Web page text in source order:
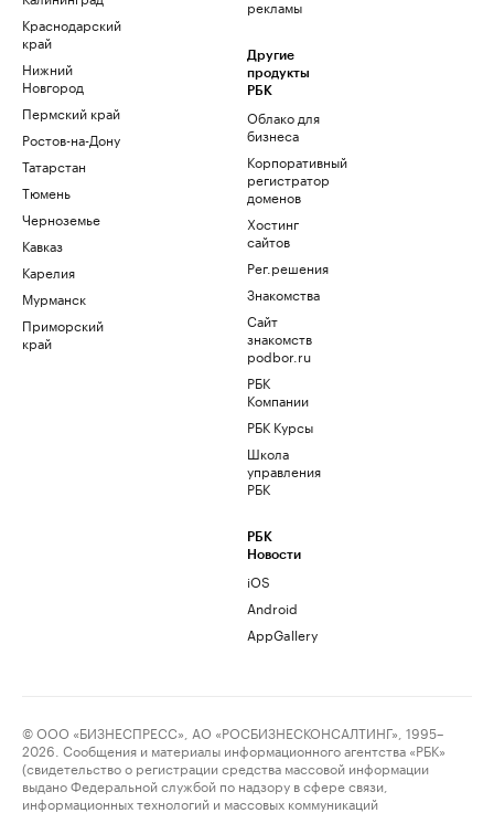
Краснодарский
край
Нижний
Новгород
Пермский край
Ростов-на-Дону
Татарстан
Тюмень
Черноземье
Кавказ
Карелия
Мурманск
Приморский
край
рекламы
Другие
продукты
РБК
Облако для
бизнеса
Корпоративный
регистратор
доменов
Хостинг
сайтов
Рег.решения
Знакомства
Сайт
знакомств
podbor.ru
РБК
Компании
РБК Курсы
Школа
управления
РБК
РБК
Новости
iOS
Android
AppGallery
© ООО «БИЗНЕСПРЕСС», АО «РОСБИЗНЕСКОНСАЛТИНГ», 1995–
2026. Сообщения и материалы информационного агентства «РБК»
(свидетельство о регистрации средства массовой информации
выдано Федеральной службой по надзору в сфере связи,
информационных технологий и массовых коммуникаций